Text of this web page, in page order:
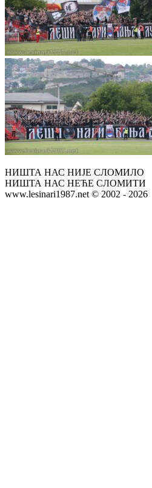
НИШТА НАС НИЈЕ СЛОМИЛО
НИШТА НАС НЕЋЕ СЛОМИТИ
www.lesinari1987.net © 2002 - 2026